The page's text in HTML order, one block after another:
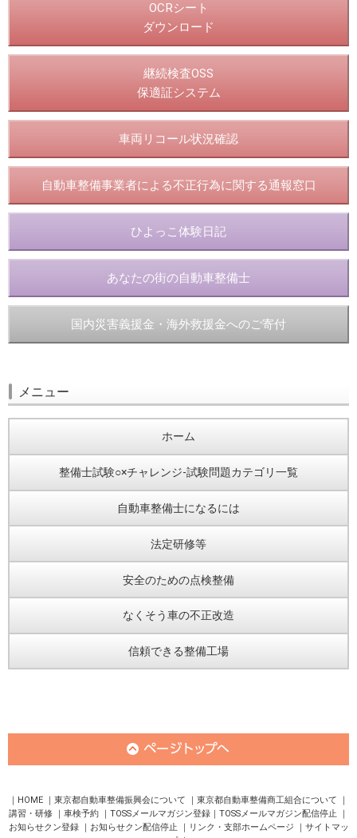
OCRシート
ダウンロード
継続検査OSS
保適証システム
車両リコール状況確認
自動車整備事業者による不正行為に関する通報窓口
ひよっこ体験日記
あなたの街の自動車整備士
国内災害義援金・海外救援金へのご寄付
メニュー
ホーム
整備士試験○×チャレンジ-試験問題カテゴリ一覧
自動車整備士になるには
法定研修等
安全のための点検整備
なくそう車の不正改造
信頼できる整備工場
HOME 東京都自動車整備振興会について
東京都自動車整備商工組合について
講習・研修
車検予約 TOSSメールマガジン登録
TOSSメールマガジン配信停止
お知らせクン登録
お知らせクン配信停止 リンク・支部ホームページ
サイトマッ